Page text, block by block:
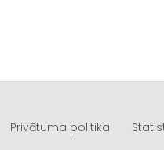
Privātuma politika